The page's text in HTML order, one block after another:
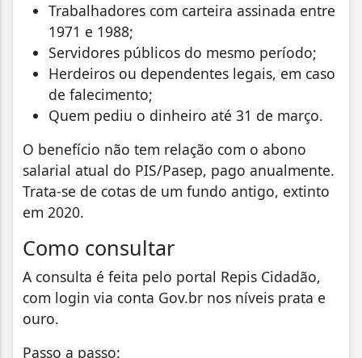
Trabalhadores com carteira assinada entre
1971 e 1988;
Servidores públicos do mesmo período;
Herdeiros ou dependentes legais, em caso
de falecimento;
Quem pediu o dinheiro até 31 de março.
O benefício não tem relação com o abono
salarial atual do PIS/Pasep, pago anualmente.
Trata-se de cotas de um fundo antigo, extinto
em 2020.
Como consultar
A consulta é feita pelo portal Repis Cidadão,
com login via conta Gov.br nos níveis prata e
ouro.
Passo a passo: